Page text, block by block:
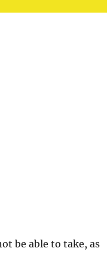
be able to take, as